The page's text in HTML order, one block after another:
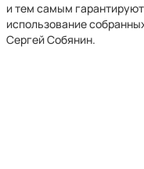
и тем самым
использование
Сергей Собянин.